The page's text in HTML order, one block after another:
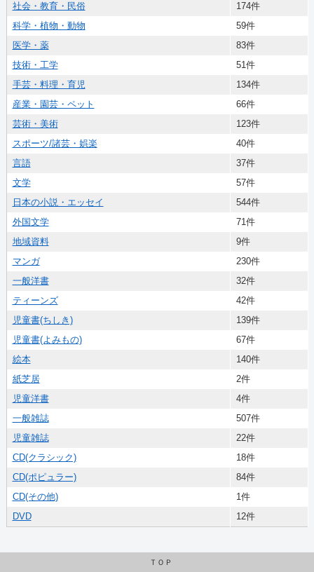
社会・教育・民俗
174件
科学・植物・動物
59件
医学・薬
83件
技術・工学
51件
手芸・料理・育児
134件
産業・園芸・ペット
66件
芸術・美術
123件
スポーツ/諸芸・娯楽
40件
言語
37件
文学
57件
日本の小説・エッセイ
544件
外国文学
71件
地域資料
9件
マンガ
230件
一般洋書
32件
ティーンズ
42件
児童書(ちしき)
139件
児童書(よみもの)
67件
絵本
140件
紙芝居
2件
児童洋書
4件
一般雑誌
507件
児童雑誌
22件
CD(クラシック)
18件
CD(ポピュラー)
84件
CD(その他)
1件
DVD
12件
ＴＯＰ